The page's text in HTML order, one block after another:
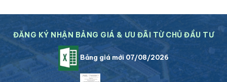
ĐĂNG KÝ NHẬN BẢNG GIÁ & ƯU ĐÃI TỪ CHỦ ĐẦU TƯ
Bảng giá mới 07/08/2026